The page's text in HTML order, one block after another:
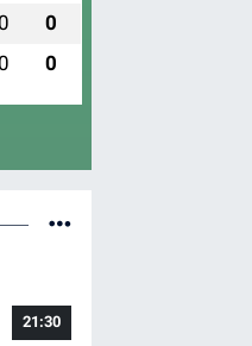
0 0
0 0
21:30